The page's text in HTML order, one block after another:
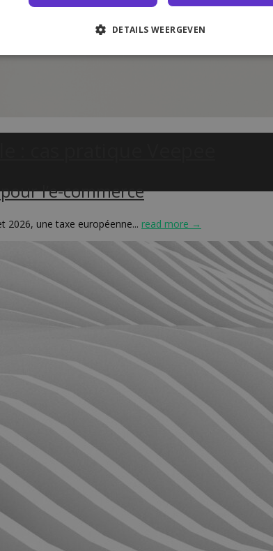
cas pratique Veepee
l’e-commerce
2026, une taxe européenne... read more →
DETAILS WEERGEVEN